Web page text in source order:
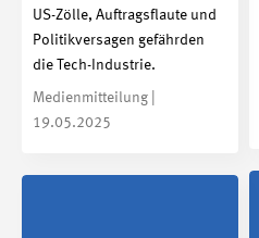
US-Zölle, Auftragsflaute und
Politikversagen gefährden
die Tech-Industrie.
Medienmitteilung |
19.05.2025